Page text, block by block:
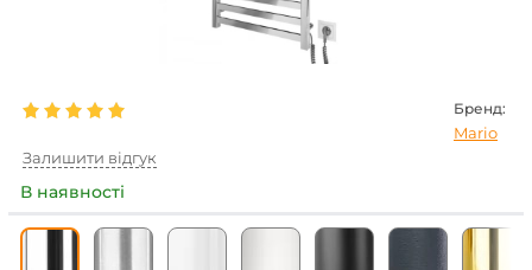
Бренд:
Mario
Залишити відгук
В наявності